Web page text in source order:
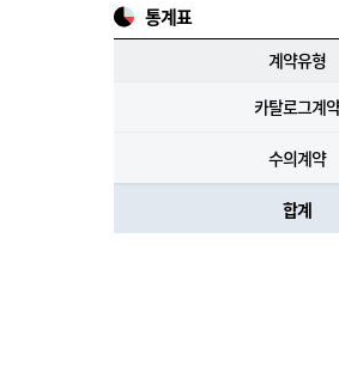
통계표
계약유형
카탈로그계약
수의계약
합계